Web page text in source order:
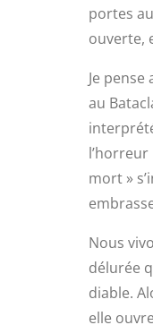
portes
ouverte,
Je pense
au
l’horreur
mort »
Nous
délurée
diable.
elle